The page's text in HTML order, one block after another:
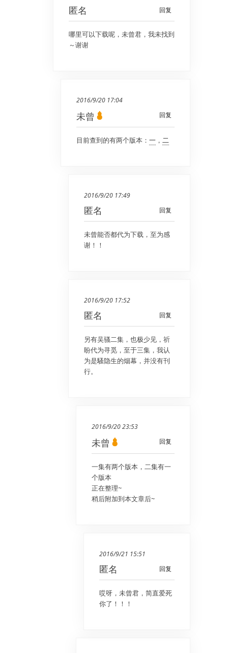
回复
匿名
哪里可以下载呢，未曾君，我未找到
～谢谢
2016/9/20 17:04
回复
未曾
目前查到的有两个版本： 一 ， 二
2016/9/20 17:49
回复
匿名
未曾能否都代为下载，至为感
谢！！
2016/9/20 17:52
回复
匿名
另有吴骚二集，也极少见，祈
盼代为寻觅，至于三集，我认
为是騷隐生的烟幕，并没有刊
行。
2016/9/20 23:53
回复
未曾
一集有两个版本，二集有一
个版本
正在整理~
稍后附加到本文章后~
2016/9/21 15:51
回复
匿名
哎呀，未曾君，简直爱死
你了！！！